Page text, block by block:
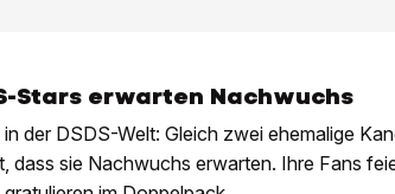
Stars erwarten Nachwuchs
der DSDS-Welt: Gleich zwei ehemalige
dass sie Nachwuchs erwarten. Ihre Fans